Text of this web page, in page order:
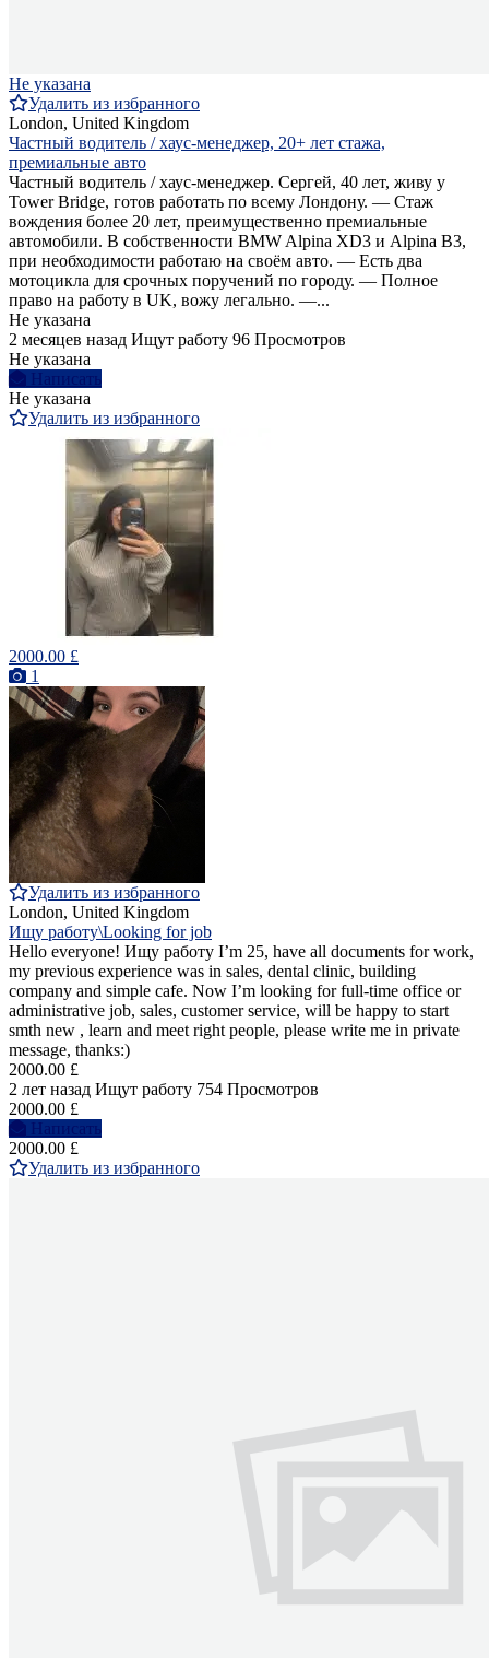
Не указана
Удалить из избранного
London, United Kingdom
Частный водитель / хаус-менеджер, 20+ лет стажа,
премиальные авто
Частный водитель / хаус-менеджер. Сергей, 40 лет, живу у
Tower Bridge, готов работать по всему Лондону. — Стаж
вождения более 20 лет, преимущественно премиальные
автомобили. В собственности BMW Alpina XD3 и Alpina B3,
при необходимости работаю на своём авто. — Есть два
мотоцикла для срочных поручений по городу. — Полное
право на работу в UK, вожу легально. —...
Не указана
2 месяцев назад Ищут работу 96 Просмотров
Не указана
Написать
Не указана
Удалить из избранного
2000.00 £
1
Удалить из избранного
London, United Kingdom
Ищу работу\Looking for job
Hello everyone! Ищу работу I’m 25, have all documents for work,
my previous experience was in sales, dental clinic, building
company and simple cafe. Now I’m looking for full-time office or
administrative job, sales, customer service, will be happy to start
smth new , learn and meet right people, please write me in private
message, thanks:)
2000.00 £
2 лет назад Ищут работу 754 Просмотров
2000.00 £
Написать
2000.00 £
Удалить из избранного